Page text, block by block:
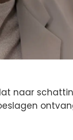
naar